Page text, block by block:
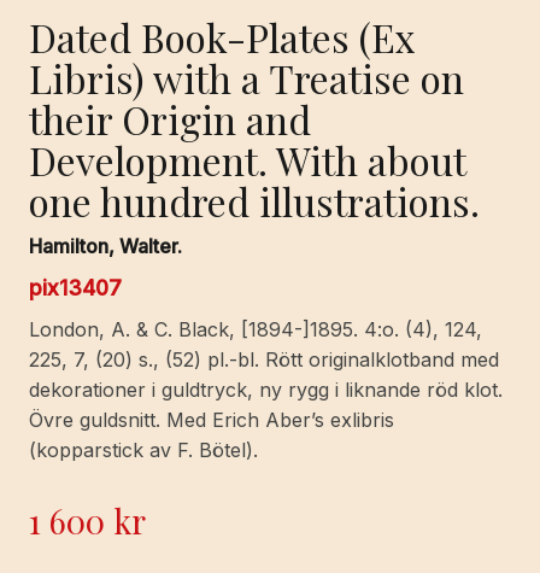
Dated Book-Plates (Ex
Libris) with a Treatise on
their Origin and
Development. With about
one hundred illustrations.
Hamilton, Walter.
pix13407
London, A. & C. Black, [1894-]1895. 4:o. (4), 124,
225, 7, (20) s., (52) pl.-bl. Rött originalklotband med
dekorationer i guldtryck, ny rygg i liknande röd klot.
Övre guldsnitt. Med Erich Aber’s exlibris
(kopparstick av F. Bötel).
1 600 kr